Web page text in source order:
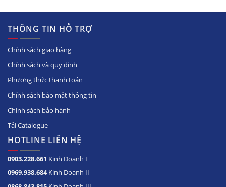
THÔNG TIN HỖ TRỢ
Chính sách giao hàng
Chính sách và quy định
Phương thức thanh toán
Chính sách bảo mật thông tin
Chinh sách bảo hành
Tải Catalogue
HOTLINE LIÊN HỆ
0903.228.661 Kinh Doanh I
0969.938.684Kinh Doanh II